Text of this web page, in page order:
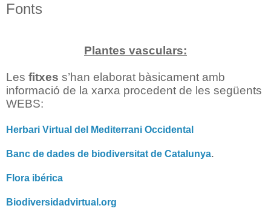
Fonts
Plantes vasculars:
Les fitxes s’han elaborat bàsicament amb
informació de la xarxa procedent de les següents
WEBS:
Herbari Virtual del Mediterrani Occidental
Banc de dades de biodiversitat de Catalunya.
Flora ibérica
Biodiversidadvirtual.org